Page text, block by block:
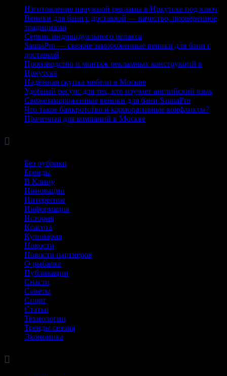
Изготовление наружной рекламы в Иркутске под ключ
Веники для бани с доставкой — качество, проверенное
традициями
Сервис индивидуального релакса
SaunaPro — свежие замороженные веники для бани с
доставкой
Производство и монтаж рекламных конструкций в
Иркутске
Надёжная скупка мебели в Москве
Удобный ресурс для тех, кто изучает английский язык
Свежезамороженные веники для бани SaunaPro
Что такое банкротство и корпоративные конфликты?
Прачечная для компаний в Москве

Без рубрики
Бренды
В Клину
Инновации
Интересное
Информация
История
Красота
Кулинария
Новости
Новости партнеров
О рыбалке
Публикации
Снасти
Советы
Спорт
Статьи
Технологии
Тренды сезона
Экономика
